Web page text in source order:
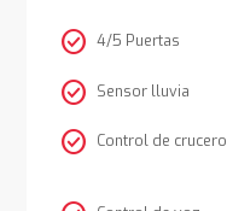
check_circle 4/5 Puertas
check_circle Sensor lluvia
check_circle Control de crucero